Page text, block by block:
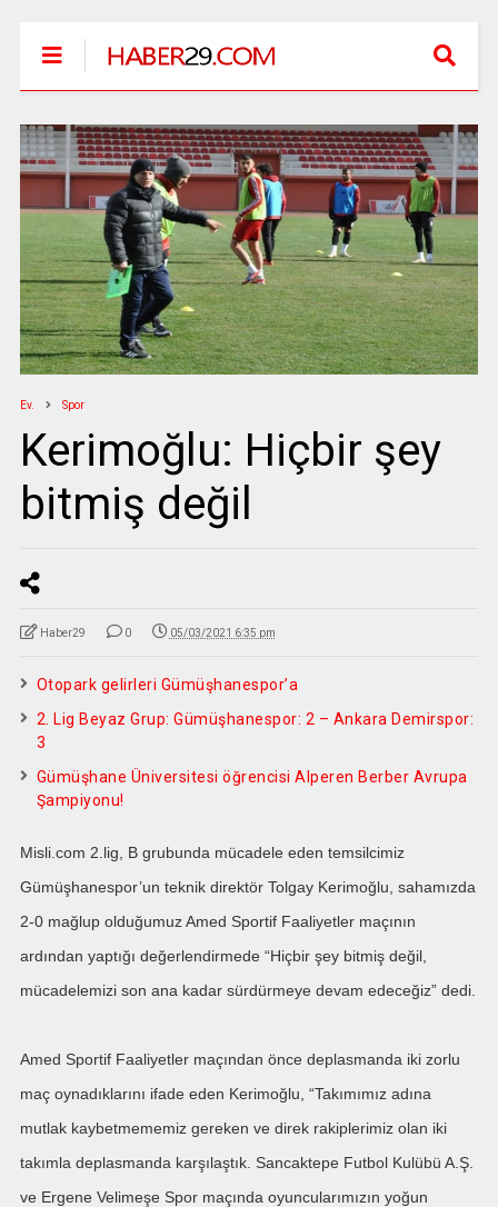
Ev. Spor
Kerimoğlu: Hiçbir şey
bitmiş değil
Haber29 0 05/03/2021 6:35 pm
Otopark gelirleri Gümüşhanespor’a
2. Lig Beyaz Grup: Gümüşhanespor: 2 – Ankara Demirspor:
3
Gümüşhane Üniversitesi öğrencisi Alperen Berber Avrupa
Şampiyonu!
Misli.com 2.lig, B grubunda mücadele eden temsilcimiz
Gümüşhanespor’un teknik direktör Tolgay Kerimoğlu, sahamızda
2-0 mağlup olduğumuz Amed Sportif Faaliyetler maçının
ardından yaptığı değerlendirmede “Hiçbir şey bitmiş değil,
mücadelemizi son ana kadar sürdürmeye devam edeceğiz” dedi.
Amed Sportif Faaliyetler maçından önce deplasmanda iki zorlu
maç oynadıklarını ifade eden Kerimoğlu, “Takımımız adına
mutlak kaybetmememiz gereken ve direk rakiplerimiz olan iki
takımla deplasmanda karşılaştık. Sancaktepe Futbol Kulübü A.Ş.
ve Ergene Velimeşe Spor maçında oyuncularımızın yoğun